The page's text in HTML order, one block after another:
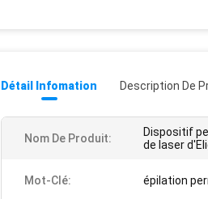
Détail Infomation Description De
Nom De Produit:
Dispositif
de laser
Mot-Clé: épilation